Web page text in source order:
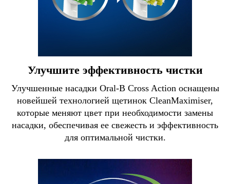
Улучшите эффективность чистки
Улучшенные насадки Oral-B Сross Action оснащены
новейшей технологией щетинок CleanMaximiser,
которые меняют цвет при необходимости замены
насадки, обеспечивая ее свежесть и эффективность
для оптимальной чистки.